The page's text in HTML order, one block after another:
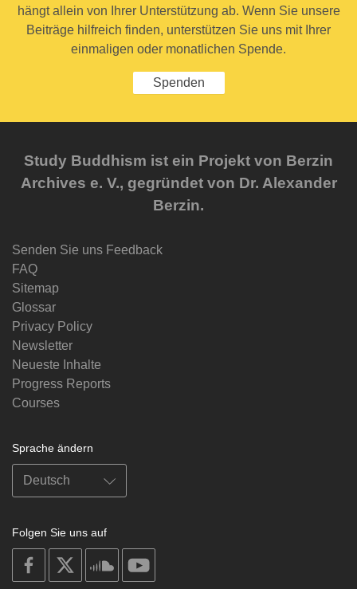
hängt allein von Ihrer Unterstützung ab. Wenn Sie unsere
Beiträge hilfreich finden, unterstützen Sie uns mit Ihrer
einmaligen oder monatlichen Spende.
Spenden
Study Buddhism ist ein Projekt von Berzin
Archives e. V., gegründet von Dr. Alexander
Berzin.
Senden Sie uns Feedback
FAQ
Sitemap
Glossar
Privacy Policy
Newsletter
Neueste Inhalte
Progress Reports
Courses
Sprache ändern
Folgen Sie uns auf
on
facebook
soundcloud